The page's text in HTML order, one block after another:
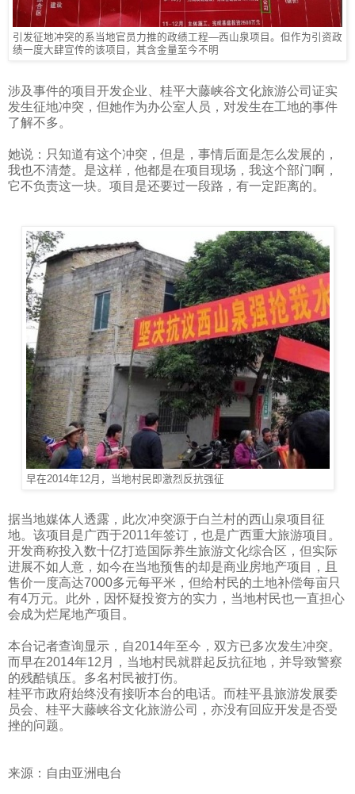
引发征地冲突的系当地官员力推的政绩工程—西山泉项目。但作为引资政
绩一度大肆宣传的该项目，其含金量至今不明
涉及事件的项目开发企业、桂平大藤峡谷文化旅游公司证实
发生征地冲突，但她作为办公室人员，对发生在工地的事件
了解不多。
她说：只知道有这个冲突，但是，事情后面是怎么发展的，
我也不清楚。是这样，他都是在项目现场，我这个部门啊，
它不负责这一块。项目是还要过一段路，有一定距离的。
早在2014年12月，当地村民即激烈反抗强征
据当地媒体人透露，此次冲突源于白兰村的西山泉项目征
地。该项目是广西于2011年签订，也是广西重大旅游项目。
开发商称投入数十亿打造国际养生旅游文化综合区，但实际
进展不如人意，如今在当地预售的却是商业房地产项目，且
售价一度高达7000多元每平米，但给村民的土地补偿每亩只
有4万元。此外，因怀疑投资方的实力，当地村民也一直担心
会成为烂尾地产项目。
本台记者查询显示，自2014年至今，双方已多次发生冲突。
而早在2014年12 月，当地村民就群起反抗征地，并导致警察
的残酷镇压。多名村民被打伤。
桂平市政府始终没有接听本台的电话。而桂平县旅游发展委
员会、桂平大藤峡谷文化旅游公司，亦没有回应开发是否受
挫的问题。
来源：自由亚洲电台